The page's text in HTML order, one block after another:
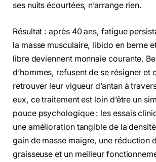
ses nuits écourtées, n’arrange rien.
Résultat : après 40 ans, fatigue
la masse musculaire, libido en berne
libre deviennent monnaie courante.
d’hommes, refusent de se résigner et
retrouver leur vigueur d’antan à
eux, ce traitement est loin d’être un
pouce psychologique : les essais
une amélioration tangible de la
gain de masse maigre, une réduction
graisseuse et un meilleur